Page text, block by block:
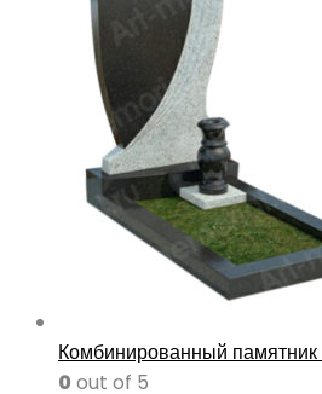
Комбинированный
0 out of 5